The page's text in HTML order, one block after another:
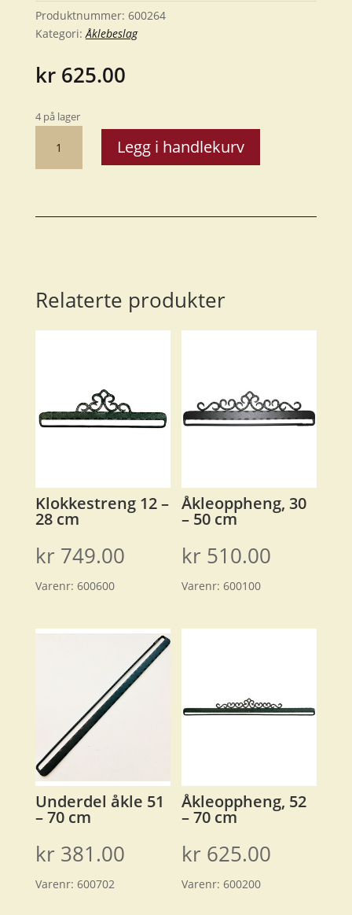
Produktnummer: 600264
Kategori: Åklebeslag
kr625.00
4 på lager
Åkleoppheng
cm
Legg i handlekurv
Relaterte produkter
Klokkestreng 12 –
28 cm
kr 749.00
Varenr: 600600
Åkleoppheng, 30
– 50 cm
kr 510.00
Varenr:600100
Underdel åkle 51
– 70 cm
kr 381.00
Varenr: 600702
Åkleoppheng, 52
– 70 cm
kr 625.00
Varenr:600200